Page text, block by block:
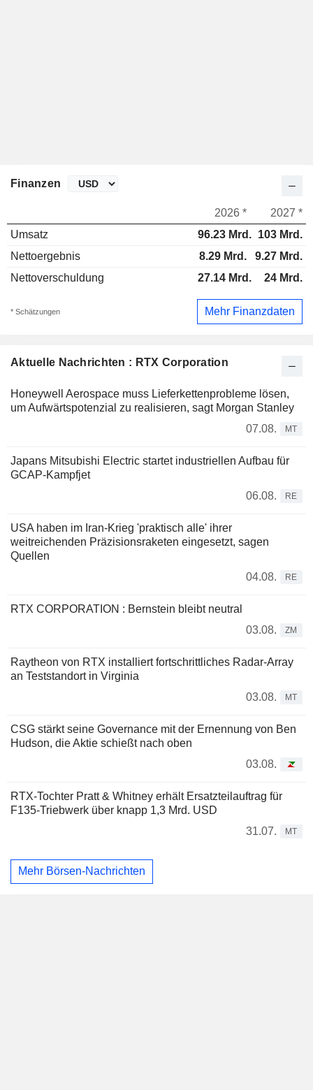
Aktuelle Nachrichten : RTX Corporation
Honeywell Aerospace muss Lieferkettenprobleme lösen,
um Aufwärtspotenzial zu realisieren, sagt Morgan Stanley
07.08.
MT
Japans Mitsubishi Electric startet industriellen Aufbau für
GCAP-Kampfjet
06.08.
RE
USA haben im Iran-Krieg 'praktisch alle' ihrer
weitreichenden Präzisionsraketen eingesetzt, sagen
Quellen
04.08.
RE
RTX CORPORATION : Bernstein bleibt neutral
03.08.
ZM
Raytheon von RTX installiert fortschrittliches Radar-Array
an Teststandort in Virginia
03.08.
MT
CSG stärkt seine Governance mit der Ernennung von Ben
Hudson, die Aktie schießt nach oben
03.08.
RTX-Tochter Pratt & Whitney erhält Ersatzteilauftrag für
F135-Triebwerk über knapp 1,3 Mrd. USD
31.07.
MT
Mehr Börsen-Nachrichten
Finanzen
2026 *
2027 *
Umsatz
96.23 Mrd. 103 Mrd.
Nettoergebnis
8.29 Mrd.
9.27 Mrd.
Nettoverschuldung
27.14 Mrd. 24 Mrd.
* Schätzungen Mehr Finanzdaten